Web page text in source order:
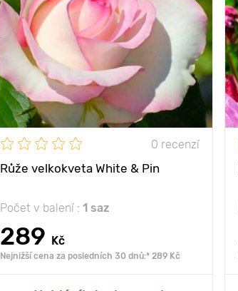
0 recenzí
Růže velkokveta White & Pin
Počet v balení : 1 saz
289 Kč
Nejnižší cena za posledních 30 dnů:* 289 Kč
Výška rostliny 80 - 100 cm
Vzdálenost mezi
rostlinami
50 - 100 cm
Poloha slunce
Mrazuvzdornost mrazuvzdorný